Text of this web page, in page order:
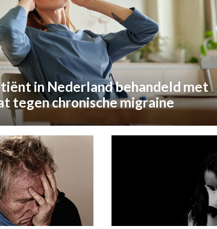
in Nederland behandeld met
tegen chronische migraine